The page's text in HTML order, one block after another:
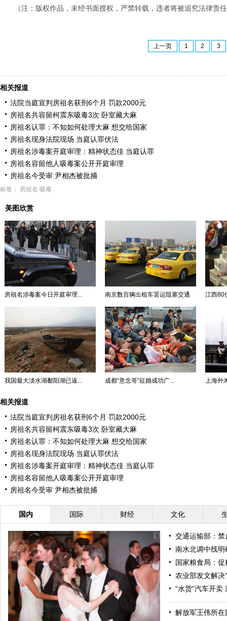
（注：版权作品，未经书面授权，严禁转载，违者将被追究法律责
上一页 1 2 3
相关报道
法院当庭宣判房祖名获刑6个月 罚款2000元
房祖名共容留柯震东吸毒3次 卧室藏大麻
房祖名认罪：不知如何处理大麻 想交给国家
房祖名现身法院现场 当庭认罪伏法
房祖名涉毒案开庭审理：精神状态佳 当庭认罪
房祖名容留他人吸毒案公开开庭审理
房祖名今受审 尹相杰被批捕
标签： 房祖名 吸毒
美图欣赏
房祖名涉毒案今日开庭审理... 南京数百辆出租车罢运阻塞交通 江西80
我国最大淡水湖鄱阳湖已逼... 成都“意念哥”征婚成功广... 上海外
相关报道
法院当庭宣判房祖名获刑6个月 罚款2000元
房祖名共容留柯震东吸毒3次 卧室藏大麻
房祖名认罪：不知如何处理大麻 想交给国家
房祖名现身法院现场 当庭认罪伏法
房祖名涉毒案开庭审理：精神状态佳 当庭认罪
房祖名容留他人吸毒案公开开庭审理
房祖名今受审 尹相杰被批捕
国内 国际 财经 文化
交通运输部：
南水北调中线
国家粮食局：
农业部发文解决
“水货”汽车开卖
解放军王伟所